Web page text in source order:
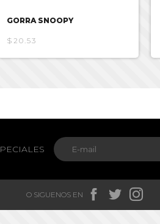
GORRA SNOOPY
$20.53
O SIGUENOS EN   